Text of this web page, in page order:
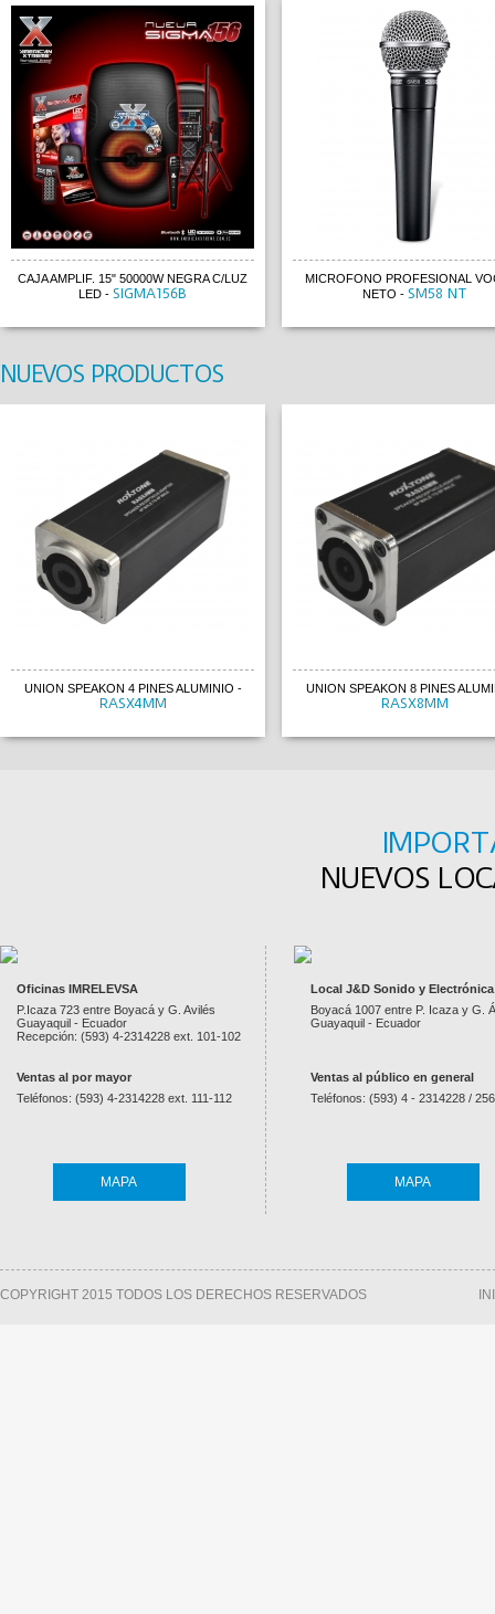
CAJA AMPLIF. 15" 50000W NEGRA C/LUZ
LED - SIGMA156B
MICROFONO PROFESIONAL
NETO - SM58 NT
NUEVOS PRODUCTOS
UNION SPEAKON 4 PINES ALUMINIO -
RASX4MM
UNION SPEAKON 8 PINES
RASX8MM
NUEVOS
Oficinas IMRELEVSA
P.Icaza 723 entre Boyacá y G. Avilés
Guayaquil - Ecuador
Recepción: (593) 4-2314228 ext. 101-102
Ventas al por mayor
Teléfonos: (593) 4-2314228 ext. 111-112
MAPA
Local J&D Sonido y Electrónica
Boyacá 1007 entre P. Icaza y G.
Guayaquil - Ecuador
Ventas al público en general
Teléfonos: (593) 4 - 2314228 /
MAPA
COPYRIGHT 2015 TODOS LOS DERECHOS RESERVADOS